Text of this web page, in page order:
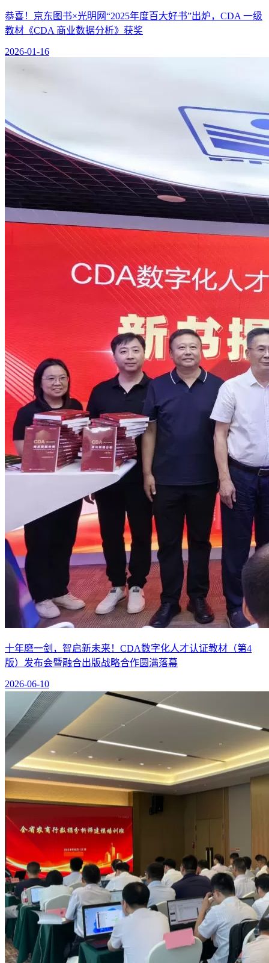
恭喜！京东图书×光明网“2025年度百大好书”出炉，CDA 一级
教材《CDA 商业数据分析》获奖
2026-01-16
十年磨一剑，智启新未来！CDA数字化人才认证教材（第4
版）发布会暨融合出版战略合作圆满落幕
2026-06-10